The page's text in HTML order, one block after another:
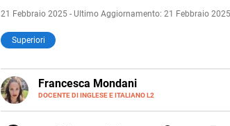
21 Febbraio 2025 - Ultimo Aggiornamento: 21 Febbraio 2025
Superiori
Francesca Mondani
DOCENTE DI INGLESE E ITALIANO L2
LINKEDIN
INSTAGRAM